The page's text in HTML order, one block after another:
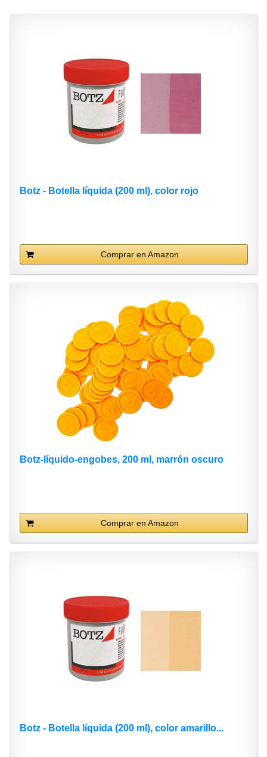
Botz - Botella líquida (200 ml), color rojo
Comprar en Amazon
Botz-líquido-engobes, 200 ml, marrón oscuro
Comprar en Amazon
Botz - Botella líquida (200 ml), color amarillo...